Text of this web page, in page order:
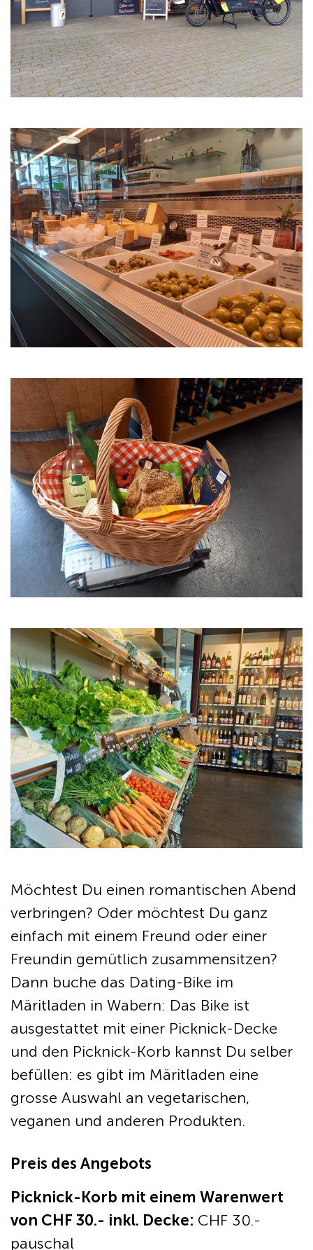
Möchtest Du einen romantischen Abend
verbringen? Oder möchtest Du ganz
einfach mit einem Freund oder einer
Freundin gemütlich zusammensitzen?
Dann buche das Dating-Bike im
Märitladen in Wabern: Das Bike ist
ausgestattet mit einer Picknick-Decke
und den Picknick-Korb kannst Du selber
befüllen: es gibt im Märitladen eine
grosse Auswahl an vegetarischen,
veganen und anderen Produkten.
Preis des Angebots
Picknick-Korb mit einem Warenwert
von CHF 30.- inkl. Decke: CHF 30.-
pauschal